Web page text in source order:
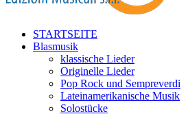
STARTSEITE
Blasmusik
klassische Lieder
Originelle Lieder
Pop Rock und Sempreverdi
Lateinamerikanische Musik
Solostücke